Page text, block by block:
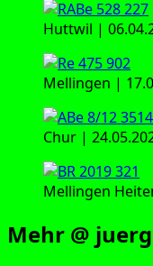
Huttwil |
Mellingen |
Chur |
Mellingen
Mehr @